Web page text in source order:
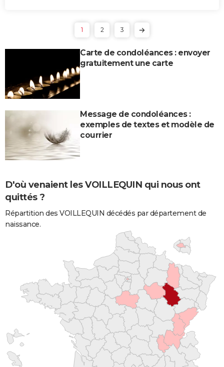
1 2 3
Carte de condoléances : envoyer
gratuitement une carte
Message de condoléances :
exemples de textes et modèle de
courrier
D'où venaient les VOILLEQUIN qui nous ont
quittés ?
Répartition des VOILLEQUIN décédés par département de
naissance.